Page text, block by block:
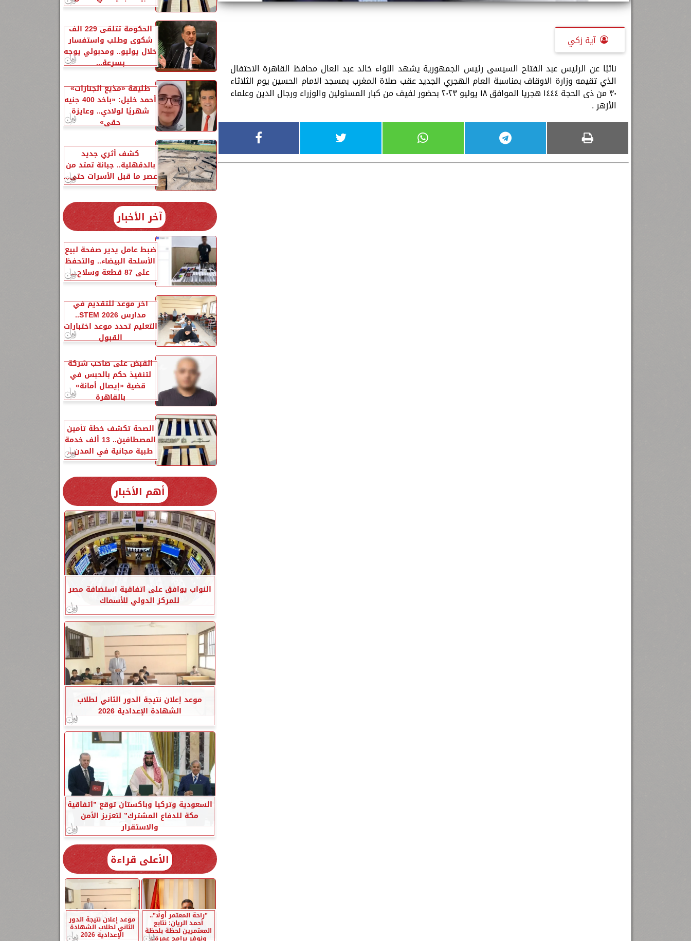
آية زكي
نائبًا عن الرئيس عبد الفتاح السيسى رئيس الجمهورية يشهد اللواء خالد عبد العال محافظ القاهرة الاحتفال
الذي تقيمه وزارة الاوقاف بمناسبة العام الهجري الجديد عقب صلاة المغرب بمسجد الامام الحسين يوم الثلاثاء
٣٠ من ذى الحجة ١٤٤٤ هجريا الموافق ١٨ يوليو ٢٠٢٣ بحضور لفيف من كبار المسئولين والوزراء ورجال الدين وعلماء
الأزهر .
الحكومة تتلقى 229 ألف
شكوى وطلب واستفسار
خلال يوليو.. ومدبولي يوجه
بسرعة...
طليقة «مذيع الجنازات»
أحمد خليل: «باخد 400 جنيه
شهريًا لولادي.. وعايزة
حقي»
كشف أثري جديد
بالدقهلية.. جبانة تمتد من
عصر ما قبل الأسرات حتى...
آخر الأخبار
ضبط عامل يدير صفحة لبيع
الأسلحة البيضاء.. والتحفظ
على 87 قطعة وسلاح...
آخر موعد للتقديم في
مدارس STEM 2026..
التعليم تحدد موعد اختبارات
القبول
القبض على صاحب شركة
لتنفيذ حكم بالحبس في
قضية «إيصال أمانة»
بالقاهرة
الصحة تكشف خطة تأمين
المصطافين.. 13 ألف خدمة
طبية مجانية في المدن...
أهم الأخبار
النواب يوافق على اتفاقية استضافة مصر
للمركز الدولي للأسماك
موعد إعلان نتيجة الدور الثاني لطلاب
الشهادة الإعدادية 2026
السعودية وتركيا وباكستان توقع ”اتفاقية
مكة للدفاع المشترك” لتعزيز الأمن
والاستقرار
الأعلى قراءة
”راحة المعتمر أولًا”..
أحمد الريان: نتابع
المعتمرين لحظة بلحظة
ونوفر برامج عمرة...
موعد إعلان نتيجة الدور
الثاني لطلاب الشهادة
الإعدادية 2026